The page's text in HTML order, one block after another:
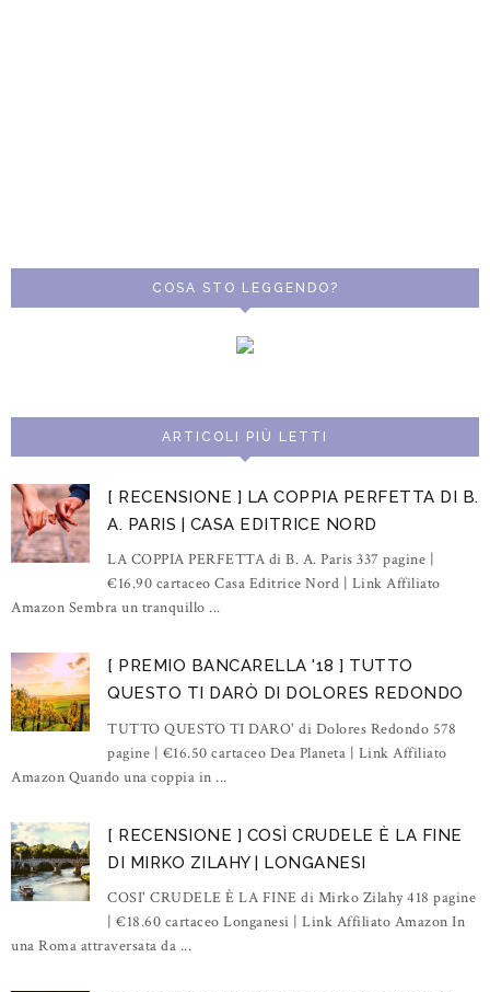
COSA STO LEGGENDO?
ARTICOLI PIÙ LETTI
[ RECENSIONE ] LA COPPIA PERFETTA DI B.
A. PARIS | CASA EDITRICE NORD
LA COPPIA PERFETTA di B. A. Paris 337 pagine |
€16.90 cartaceo Casa Editrice Nord | Link Affiliato
Amazon Sembra un tranquillo ...
[ PREMIO BANCARELLA '18 ] TUTTO
QUESTO TI DARÒ DI DOLORES REDONDO
TUTTO QUESTO TI DARO' di Dolores Redondo 578
pagine | €16.50 cartaceo Dea Planeta | Link Affiliato
Amazon Quando una coppia in ...
[ RECENSIONE ] COSÌ CRUDELE È LA FINE
DI MIRKO ZILAHY | LONGANESI
COSI' CRUDELE È LA FINE di Mirko Zilahy 418 pagine
| €18.60 cartaceo Longanesi | Link Affiliato Amazon In
una Roma attraversata da ...